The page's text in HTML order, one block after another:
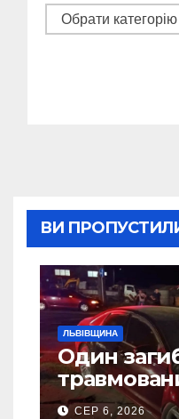
Категорії
ВИ
ЛЬВІВЩИНА
Один
ДТП на
СЕР 6, 2026